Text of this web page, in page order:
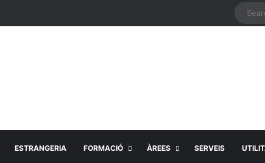
ESTRANGERIA FORMACIÓ ÀREES SERVEIS